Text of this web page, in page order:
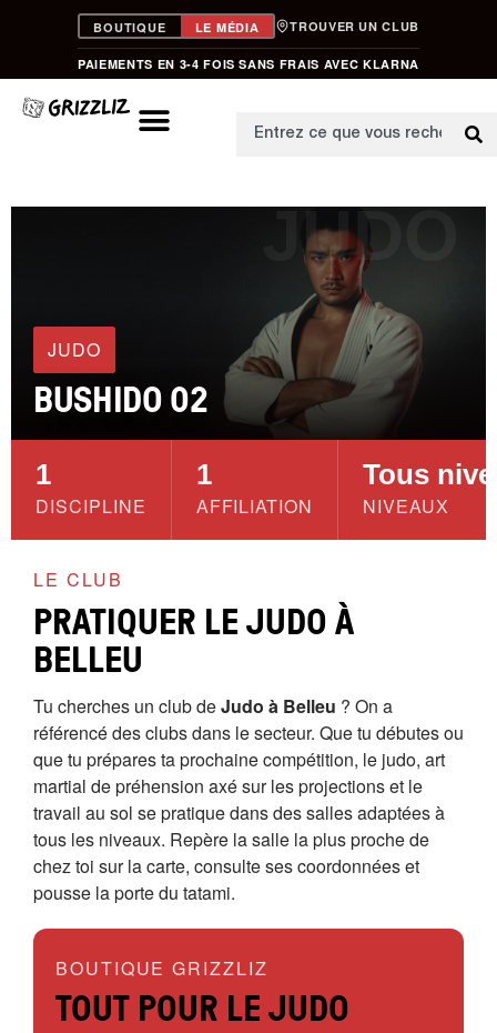
BOUTIQUE LE MÉDIA TROUVER UN CLUB
PAIEMENTS EN 3-4 FOIS SANS FRAIS AVEC KLARNA
JUDO
JUDO
BUSHIDO 02
1
DISCIPLINE
1
AFFILIATION
Tous
NIVEAUX
LE CLUB
PRATIQUER LE JUDO À
BELLEU
Tu cherches un club deJudo à Belleu ? On a
référencé des clubs dans le secteur. Que tu débutes ou
que tu prépares ta prochaine compétition, le judo, art
martial de préhension axé sur les projections et le
travail au sol se pratique dans des salles adaptées à
tous les niveaux. Repère la salle la plus proche de
chez toi sur la carte, consulte ses coordonnées et
pousse la porte du tatami.
BOUTIQUE GRIZZLIZ
TOUT POUR LE JUDO